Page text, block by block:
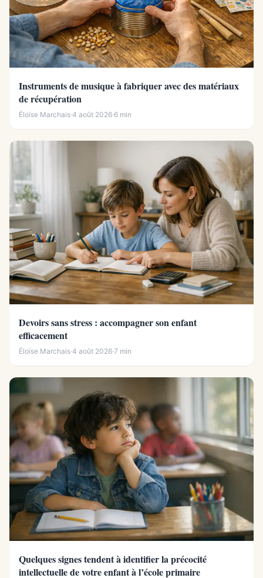
Instruments de musique à fabriquer avec des matériaux
de récupération
Éloïse Marchais·4 août 2026·6 min
Devoirs sans stress : accompagner son enfant
efficacement
Éloïse Marchais·4 août 2026·7 min
Quelques signes tendent à identifier la précocité
intellectuelle de votre enfant à l’école primaire